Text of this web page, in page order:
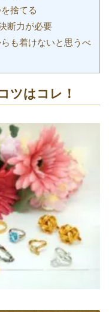
捨てる
断力が必要
も着けないと思うべ
ツはコレ！